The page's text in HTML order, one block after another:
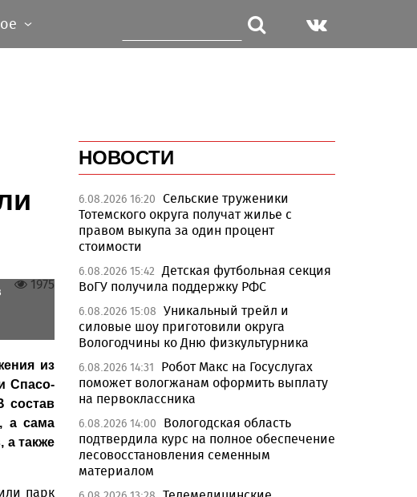
1975
из
Спасо-
состав
а сама
а также
парк
НОВОСТИ
6.08.2026 16:20 Сельские труженики
Тотемского округа получат жилье с
правом выкупа за один процент
стоимости
6.08.2026 15:42 Детская футбольная секция
ВоГУ получила поддержку РФС
6.08.2026 15:08 Уникальный трейл и
силовые шоу приготовили округа
Вологодчины ко Дню физкультурника
6.08.2026 14:31
Робот Макс на Госуслугах
поможет вологжанам оформить выплату
на первоклассника
6.08.2026 14:00
Вологодская область
подтвердила курс на полное обеспечение
лесовосстановления семенным
материалом